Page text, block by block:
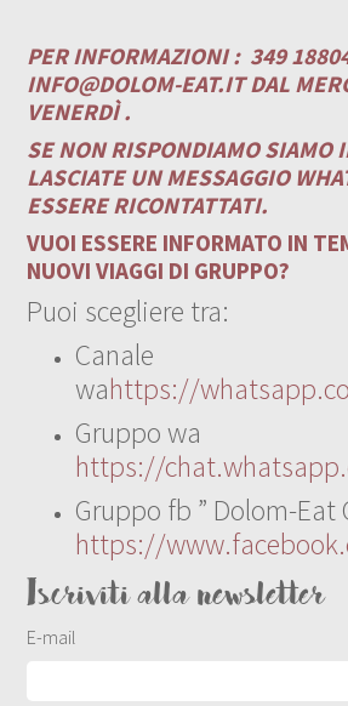
PER INFORMAZIONI : 349
INFO@DOLOM-EAT.ITDAL
VENERDÌ .
SE NON RISPONDIAMO SIAMO
LASCIATE UN MESSAGGIO
ESSERE RICONTATTATI.
VUOI ESSERE INFORMATO IN
NUOVI VIAGGI DI GRUPPO?
Puoi scegliere tra:
Canale
wahttps://
Gruppo wa
https://
Gruppo fb ” Dolom-Eat
https://
Iscriviti alla newsletter
E-mail